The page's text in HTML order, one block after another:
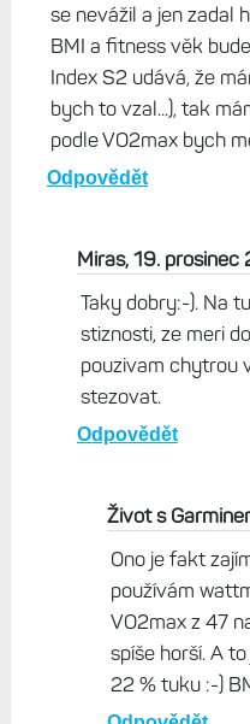
vsechno tohle je k
nejakejch nicnerikajicich
maj cenu, jsou
funkci: st, vst, stres.
se nevážil a jen zadal
BMI a fitness věk
Index S2 udává, že
bych to vzal...), tak
podle VO2max bych
Miras, 19.
Taky dobry:-). Na
stiznosti, ze meri
pouzivam chytrou
stezovat.